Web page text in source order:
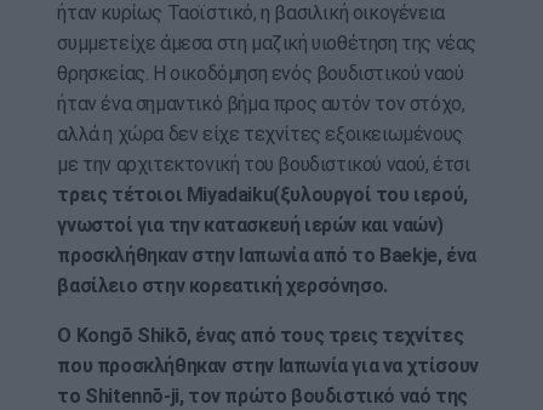
ήταν κυρίως Ταοϊστικό, η βασιλική οικογένεια
συμμετείχε άμεσα στη μαζική υιοθέτηση της νέας
θρησκείας. Η οικοδόμηση ενός βουδιστικού ναού
ήταν ένα σημαντικό βήμα προς αυτόν τον στόχο,
αλλά η χώρα δεν είχε τεχνίτες εξοικειωμένους
με την αρχιτεκτονική του βουδιστικού ναού, έτσι
τρεις τέτοιοι Miyadaiku(ξυλουργοί του ιερού,
γνωστοί για την κατασκευή ιερών και ναών)
προσκλήθηκαν στην Ιαπωνία από το Baekje, ένα
βασίλειο στην κορεατική χερσόνησο.
Ο Kongō Shikō, ένας από τους τρεις τεχνίτες
που προσκλήθηκαν στην Ιαπωνία για να χτίσουν
το Shitennō-ji, τον πρώτο βουδιστικό ναό της